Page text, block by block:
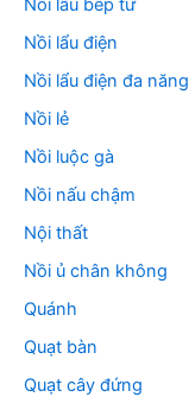
Nồi lẩu bếp từ
Nồi lẩu điện
Nồi lẩu điện đa năng
Nồi lẻ
Nồi luộc gà
Nồi nấu chậm
Nội thất
Nồi ủ chân không
Quánh
Quạt bàn
Quạt cây đứng